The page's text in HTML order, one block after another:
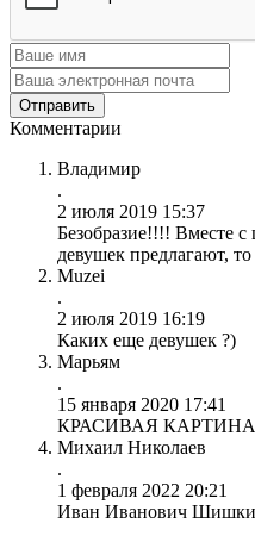
Комментарии
Владимир
.
2 июля 2019 15:37
Безобразие!!!! Вместе
девушек предлагают,
Muzei
.
2 июля 2019 16:19
Каких еще девушек ?)
Марьям
.
15 января 2020 17:41
КРАСИВАЯ КАРТИНА
Михаил Николаев
.
1 февраля 2022 20:21
Иван Иванович